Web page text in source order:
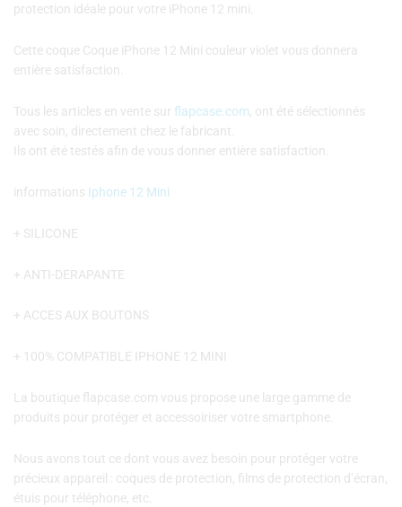
protection idéale pour votre iPhone 12 mini.
Cette coque Coque iPhone 12 Mini couleur violet vous donnera
entière satisfaction.
Tous les articles en vente sur flapcase.com, ont été sélectionnés
avec soin, directement chez le fabricant.
Ils ont été testés afin de vous donner entière satisfaction.
informations Iphone 12 Mini
+ SILICONE
+ ANTI-DERAPANTE
+ ACCES AUX BOUTONS
+ 100% COMPATIBLE IPHONE 12 MINI
La boutique flapcase.com vous propose une large gamme de
produits pour protéger et accessoiriser votre smartphone.
Nous avons tout ce dont vous avez besoin pour protéger votre
précieux appareil : coques de protection, films de protection d’écran,
étuis pour téléphone, etc.